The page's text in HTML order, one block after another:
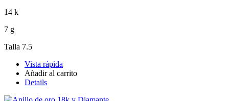
14 k
7 g
Talla 7.5
Vista rápida
Añadir al carrito
Details